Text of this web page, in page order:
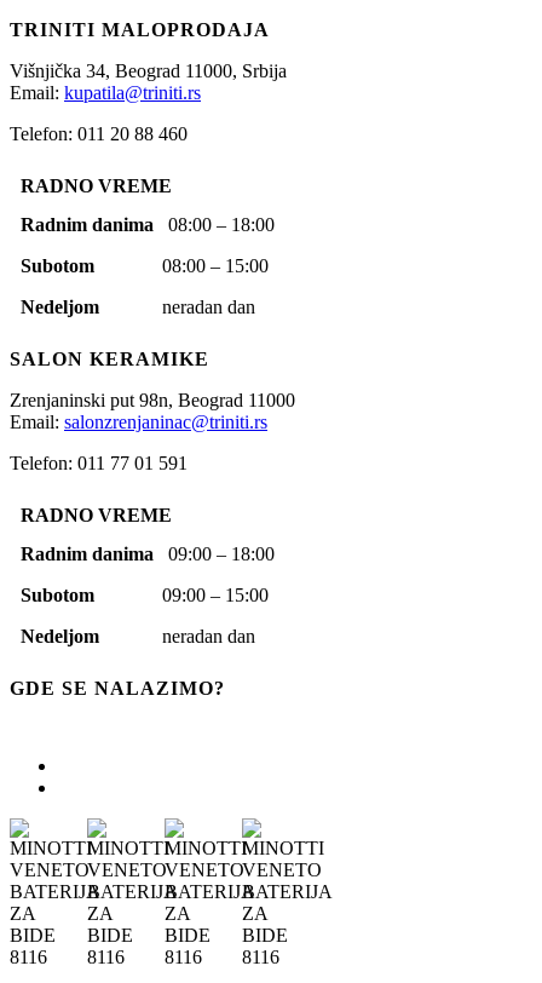
TRINITI MALOPRODAJA
Višnjička 34, Beograd 11000, Srbija
Email: kupatila@triniti.rs
Telefon: 011 20 88 460
RADNO VREME
Radnim danima 08:00 – 18:00
Subotom 08:00 – 15:00
Nedeljom neradan dan
SALON KERAMIKE
Zrenjaninski put 98n, Beograd 11000
Email: salonzrenjaninac@triniti.rs
Telefon: 011 77 01 591
RADNO VREME
Radnim danima 09:00 – 18:00
Subotom 09:00 – 15:00
Nedeljom neradan dan
GDE SE NALAZIMO?